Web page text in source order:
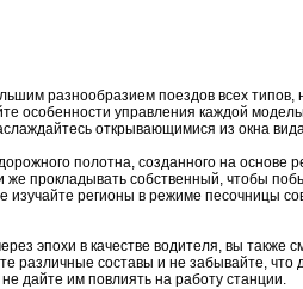
разнообразием поездов всех типов,
особенности управления каждой
открывающимися из окна
полотна, созданного на основе
прокладывать собственный, чтобы
регионы в режиме песочницы
эпохи в качестве водителя, вы также
различные составы и не забывайте,
дайте им повлиять на работу станции.